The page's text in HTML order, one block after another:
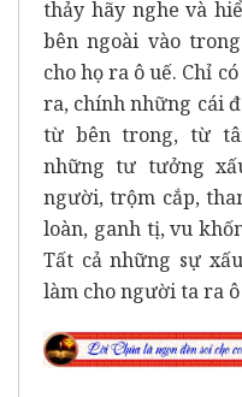
thảy hãy nghe và
bên ngoài vào
cho họ ra ô uế. Chỉ
ra, chính những cái
từ bên trong, từ
những tư tưởng
người, trộm cắp,
loàn, ganh tị, vu
Tất cả những sự
làm cho người ta ra